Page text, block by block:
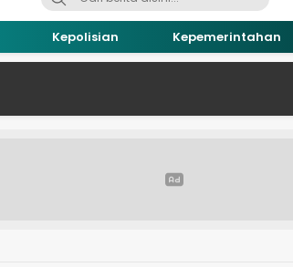
Kepolisian Kepemerintahan